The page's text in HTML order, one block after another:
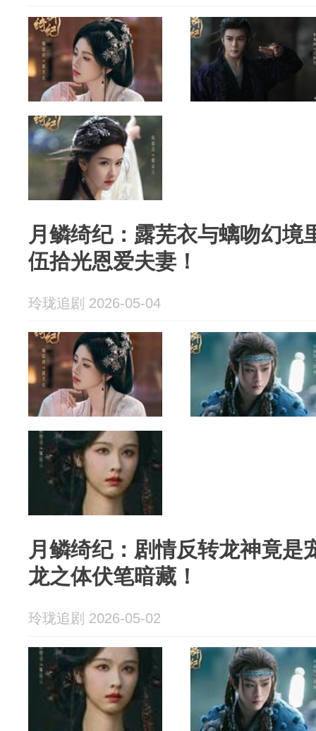
月鳞绮纪：露芜衣与螭吻幻境
伍拾光恩爱夫妻！
玲珑追剧 2026-05-04
月鳞绮纪：剧情反转龙神竟是
龙之体伏笔暗藏！
玲珑追剧 2026-05-02